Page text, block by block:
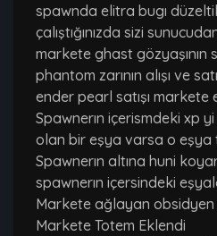
spawnda elitra bugı
çalıştığınızda sizi
markete ghast gözyaşının
phantom zarının alışı ve
ender pearl satışı markete
Spawnerın içerismdeki xp
olan bir eşya varsa o eşya
Spawnerın altına huni
spawnerın içersindeki
Markete ağlayan obsidyen
Markete Totem Eklendi